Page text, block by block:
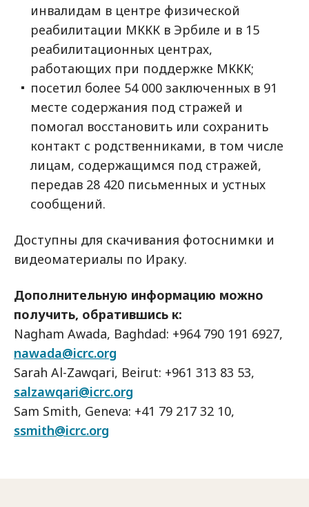
инвалидам в центре физической
реабилитации МККК в Эрбиле и в 15
реабилитационных центрах,
работающих при поддержке МККК;
посетил более 54 000 заключенных в 91
месте содержания под стражей и
помогал восстановить или сохранить
контакт с родственниками, в том числе
лицам, содержащимся под стражей,
передав 28 420 письменных и устных
сообщений.
Доступны для скачивания фотоснимки и
видеоматериалы по Ираку.
Дополнительную информацию можно
получить, обратившись к:
Nagham Awada, Baghdad: +964 790 191 6927,
nawada@icrc.org
Sarah Al-Zawqari, Beirut: +961 313 83 53,
salzawqari@icrc.org
Sam Smith, Geneva: +41 79 217 32 10,
ssmith@icrc.org